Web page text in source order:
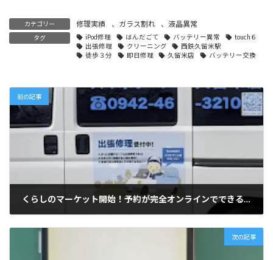
カテゴリー 修理実績 、 ガラス割れ 、液晶異常
タグ iPod修理 はんだごて バッテリー異常
touch６
出張修理
クリーニング
西鉄久留米駅
徒歩３分
即日修理 久留米店 バッテリー交換
前の記事
くらしのマーケット開始！予約が完全オンラインでできるようになりました！（久留米店）
次の記事